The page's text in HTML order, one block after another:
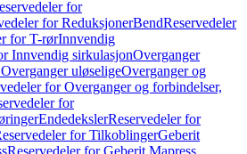
for
for ReduksjonerBendReservedeler
for T-rørInnvendig
Innvendig sirkulasjonOverganger
uløseligeOverganger og
for Overganger og forbindelser,
for
EndedekslerReservedeler for
for TilkoblingerGeberit
Reservedeler for Geberit Mapress